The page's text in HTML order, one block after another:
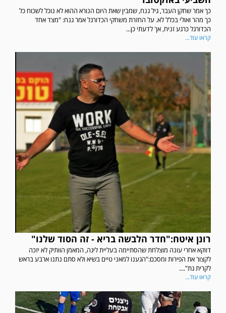
כך אמר שחקן העבר, גיל גנח, שמבין שאת היום הנורא ההוא לא נוכל לשכוח כל
כך מהר ואולי בכלל לא. על החזרת משחקי הכדורגל אמר גנח: "מצד אחד
הכדורגל כרגע זניח, אך לדעתי כן...
קראו עוד...
רונן איטח:"חדר הלבשה בריא - זה הסוד שלנו"
דווקא אחרי עונה מוצלחת שהסתיימה בעליית ליגה, המאמן הוותיק לא יזכה
לקצור את הפירות ומסכם:"הגענו למאני טיים בשיא ולא סתם נתנו ארבע בראש
לקרית גת"....
קראו עוד...